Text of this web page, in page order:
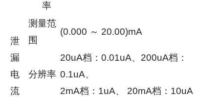
率
泄
漏
电
流
测量范
围
(0.000 ～ 20.00)mA
分辨率
20uA档：0.01uA、200uA档：
0.1uA、
2mA档：1uA、 20mA档：10uA